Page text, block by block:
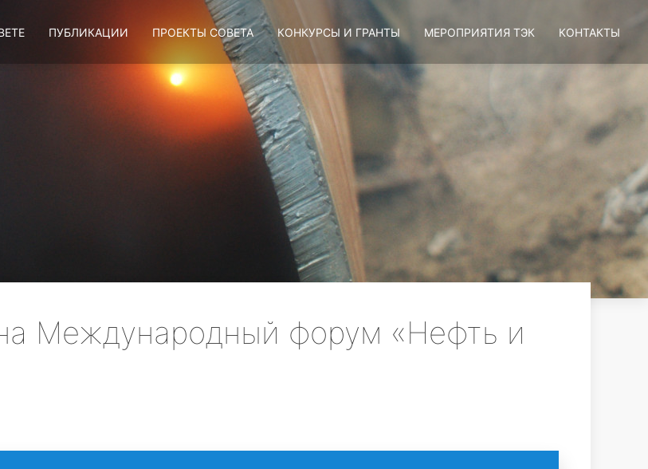
ПУБЛИКАЦИИ ПРОЕКТЫ СОВЕТА КОНКУРСЫ И ГРАНТЫ МЕРОПРИЯТИЯ ТЭК КОНТАКТЫ
Международный форум «Нефть и